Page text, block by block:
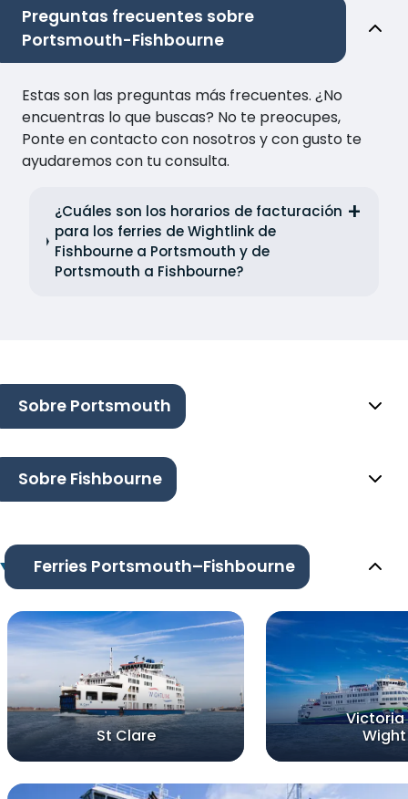
Preguntas frecuentes sobre
Portsmouth-Fishbourne
Estas son las preguntas más frecuentes. ¿No
encuentras lo que buscas? No te preocupes,
Ponte en contacto con nosotros y con gusto te
ayudaremos con tu consulta.
¿Cuáles son los horarios de facturación
para los ferries de Wightlink de
Fishbourne a Portsmouth y de
Portsmouth a Fishbourne?
Sobre Portsmouth
Sobre Fishbourne
Ferries Portsmouth–Fishbourne
St Clare
Victoria
Wight